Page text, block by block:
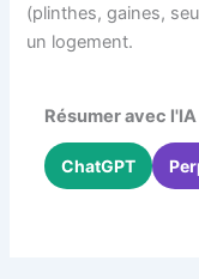
(plinthes, gaines,
un logement.
Résumer avec l'IA
ChatGPT